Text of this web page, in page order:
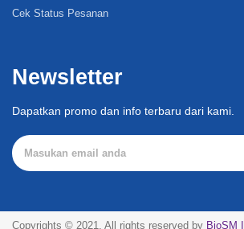
Cek Status Pesanan
Newsletter
Dapatkan promo dan info terbaru dari kami.
Copyrights © 2021. All rights reserved by BioSM